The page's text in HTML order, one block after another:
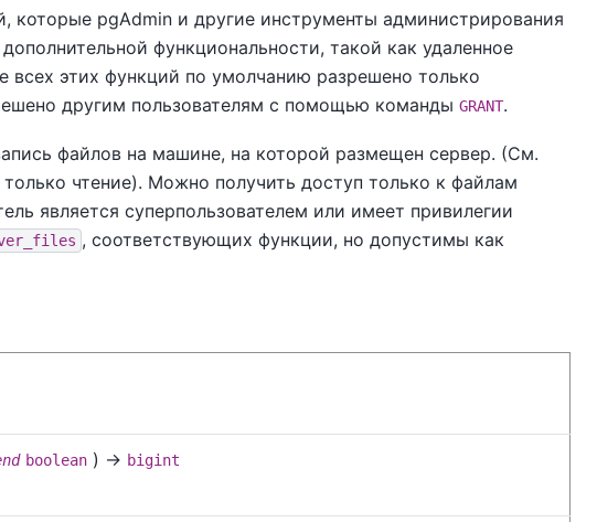
которые pgAdmin и другие инструменты администрирования
функциональности, такой как удаленное
всех этих функций по умолчанию разрешено только
другим пользователям с помощью команды GRANT.
файлов на машине, на которой размещен сервер. (См.
чтение). Можно получить доступ только к файлам
является суперпользователем или имеет привилегии
, соответствующих функции, но допустимы как
boolean ) → bigint